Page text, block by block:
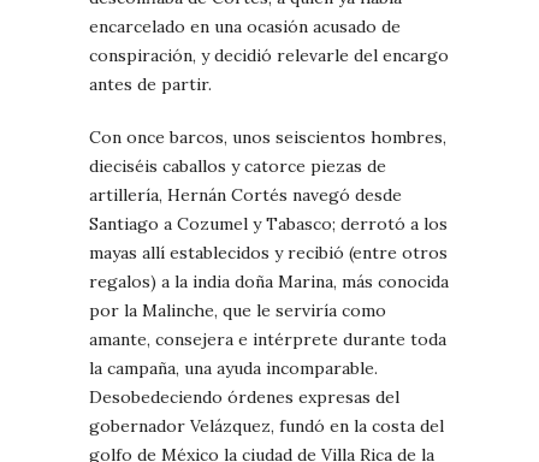
encarcelado en una ocasión acusado de
conspiración, y decidió relevarle del encargo
antes de partir.
Con once barcos, unos seiscientos hombres,
dieciséis caballos y catorce piezas de
artillería, Hernán Cortés navegó desde
Santiago a Cozumel y Tabasco; derrotó a los
mayas allí establecidos y recibió (entre otros
regalos) a la india doña Marina, más conocida
por la Malinche, que le serviría como
amante, consejera e intérprete durante toda
la campaña, una ayuda incomparable.
Desobedeciendo órdenes expresas del
gobernador Velázquez, fundó en la costa del
golfo de México la ciudad de Villa Rica de la